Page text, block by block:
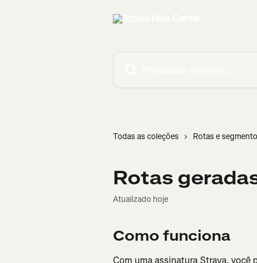
Todas as coleções Rotas e
Rotas
Atualizado hoje
Como funciona
Com uma assinatura Strava,